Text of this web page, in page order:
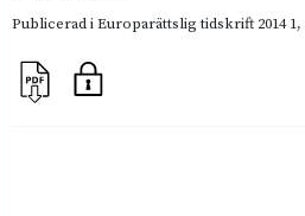
Publicerad iEuroparättslig tidskrift 2014 1,